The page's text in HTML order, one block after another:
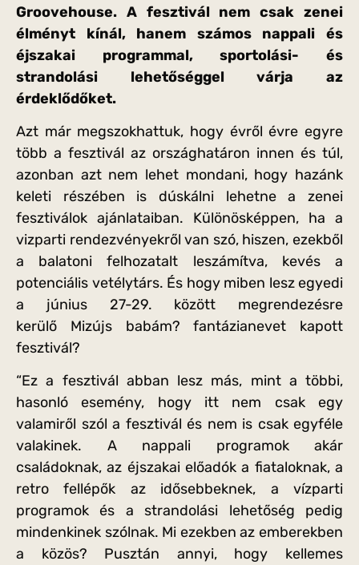
Groovehouse. A fesztivál nem csak zenei
élményt kínál, hanem számos nappali és
éjszakai programmal, sportolási- és
strandolási lehetőséggel várja az
érdeklődőket.
Azt már megszokhattuk, hogy évről évre egyre
több a fesztivál az országhatáron innen és túl,
azonban azt nem lehet mondani, hogy hazánk
keleti részében is dúskálni lehetne a zenei
fesztiválok ajánlataiban. Különösképpen, ha a
vizparti rendezvényekről van szó, hiszen, ezekből
a balatoni felhozatalt leszámítva, kevés a
potenciális vetélytárs. És hogy miben lesz egyedi
a június 27-29. között megrendezésre
kerülő Mizújs babám? fantázianevet kapott
fesztivál?
“Ez a fesztivál abban lesz más, mint a többi,
hasonló esemény, hogy itt nem csak egy
valamiről szól a fesztivál és nem is csak egyféle
valakinek. A nappali programok akár
családoknak, az éjszakai előadók a fiataloknak, a
retro fellépők az idősebbeknek, a vízparti
programok és a strandolási lehetőség pedig
mindenkinek szólnak. Mi ezekben az emberekben
a közös? Pusztán annyi, hogy kellemes